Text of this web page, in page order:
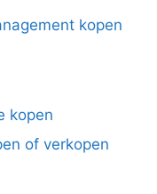
kopen
kopen
of verkopen